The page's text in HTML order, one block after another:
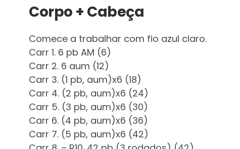
Corpo + Cabeça
Comece a trabalhar com fio azul claro.
Carr 1. 6 pb AM (6)
Carr 2. 6 aum (12)
Carr 3. (1 pb, aum)x6 (18)
Carr 4. (2 pb, aum)x6 (24)
Carr 5. (3 pb, aum)x6 (30)
Carr 6. (4 pb, aum)x6 (36)
Carr 7. (5 pb, aum)x6 (42)